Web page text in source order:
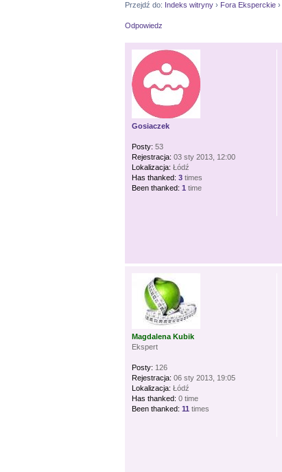
Przejdź do: Indeks witryny › Fora Eksperckie ›
Odpowiedz
Gosiaczek
Posty: 53
Rejestracja: 03 sty 2013, 12:00
Lokalizacja: Łódź
Has thanked: 3 times
Been thanked: 1 time
Magdalena Kubik
Ekspert
Posty: 126
Rejestracja: 06 sty 2013, 19:05
Lokalizacja: Łódź
Has thanked: 0 time
Been thanked: 11 times